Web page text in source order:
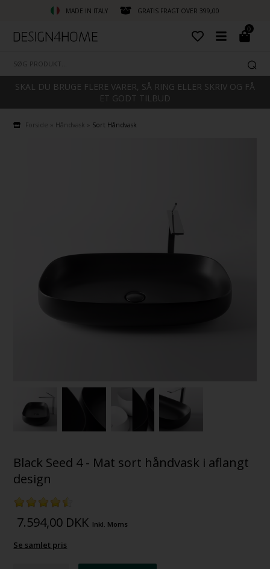
MADE IN ITALY GRATIS FRAGT OVER 399,00
0
SKAL DU BRUGE FLERE VARER, SÅ RING ELLER SKRIV OG FÅ
ET GODT TILBUD
Forside Håndvask Sort Håndvask
Black Seed 4 - Mat sort håndvask i aflangt
design
7.594,00 DKK Inkl. Moms
Se samlet pris